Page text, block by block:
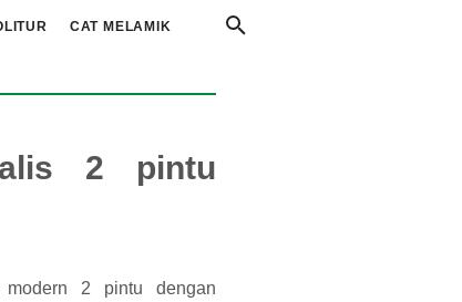
CAT MELAMIK
2 pintu
2 pintu dengan